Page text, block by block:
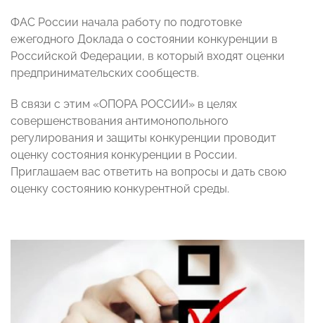
ФАС России начала работу по подготовке
ежегодного Доклада о состоянии конкуренции в
Российской Федерации, в который входят оценки
предпринимательских сообществ.
В связи с этим «ОПОРА РОССИИ» в целях
совершенствования антимонопольного
регулирования и защиты конкуренции проводит
оценку состояния конкуренции в России.
Приглашаем вас ответить на вопросы и дать свою
оценку состоянию конкурентной среды.